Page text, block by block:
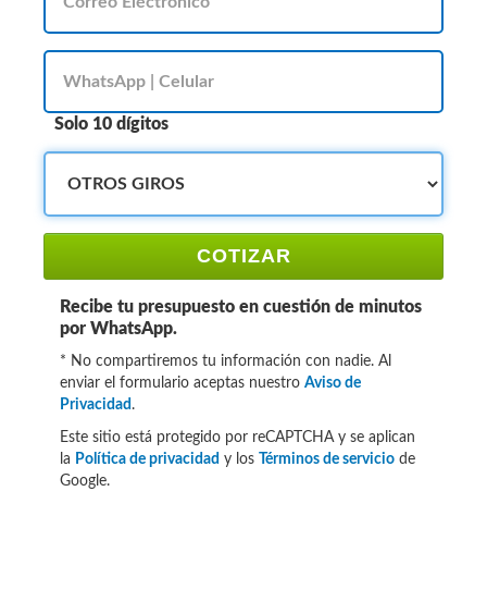
Solo 10 dígitos
COTIZAR
Recibe tu presupuesto en cuestión de minutos
por WhatsApp.
* No compartiremos tu información con nadie. Al
enviar el formulario aceptas nuestro Aviso de
Privacidad .
Este sitio está protegido por reCAPTCHA y se aplican
la Política de privacidad y los Términos de servicio de
Google.